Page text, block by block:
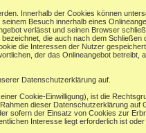
Innerhalb der Cookies können
Besuch innerhalb eines
verlässt und seinen Browser
die auch nach dem
die Interessen der Nutzer
der das Onlineangebot
Datenschutzerklärung auf.
Cookie-Einwilligung), ist die
dieser Datenschutzerklärung
sofern der Einsatz von Cookies zur
Interesse liegt erforderlich ist